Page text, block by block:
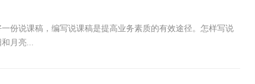
份说课稿，编写说课稿是提高业务素质的有效途径。怎样写说
月亮...